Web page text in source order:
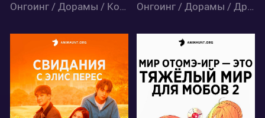
Онгоинг / Дорамы / Комедия / Романтика Онгоинг / Дорамы / Драма / Мистика
3907 27292